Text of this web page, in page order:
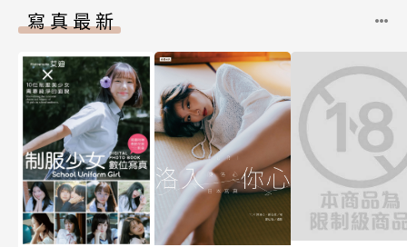
寫真最新